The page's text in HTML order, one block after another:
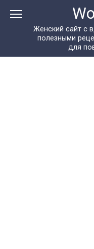
Женский сайт с
полезными
для